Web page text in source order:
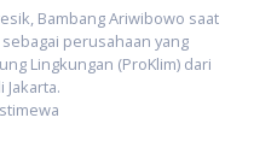
Bambang Ariwibowo saat
perusahaan yang
Lingkungan (ProKlim) dari
Jakarta.